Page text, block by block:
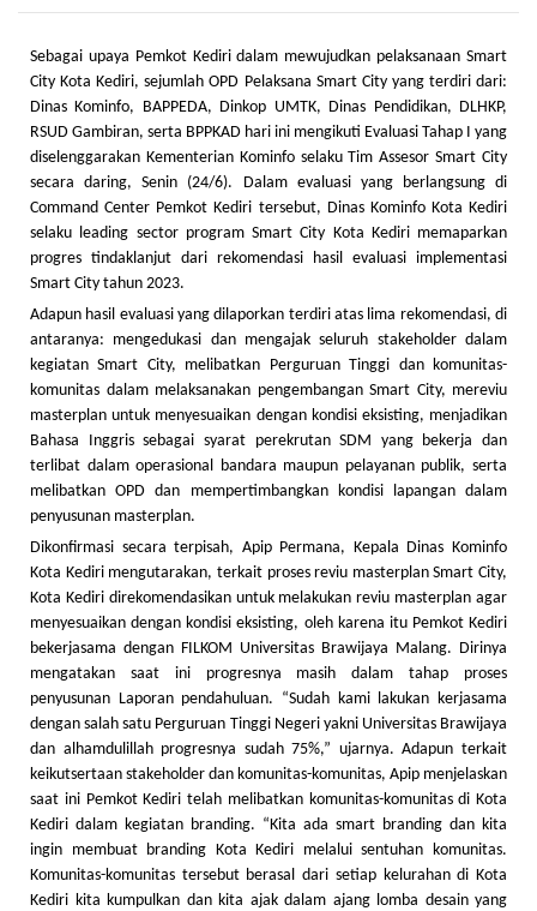
Sebagai upaya Pemkot Kediri dalam mewujudkan pelaksanaan Smart
City Kota Kediri, sejumlah OPD Pelaksana Smart City yang terdiri dari:
Dinas Kominfo, BAPPEDA, Dinkop UMTK, Dinas Pendidikan, DLHKP,
RSUD Gambiran, serta BPPKAD hari ini mengikuti Evaluasi Tahap I yang
diselenggarakan Kementerian Kominfo selaku Tim Assesor Smart City
secara daring, Senin (24/6). Dalam evaluasi yang berlangsung di
Command Center Pemkot Kediri tersebut, Dinas Kominfo Kota Kediri
selaku leading sector program Smart City Kota Kediri memaparkan
progres tindaklanjut dari rekomendasi hasil evaluasi implementasi
Smart City tahun 2023.
Adapun hasil evaluasi yang dilaporkan terdiri atas lima rekomendasi, di
antaranya: mengedukasi dan mengajak seluruh stakeholder dalam
kegiatan Smart City, melibatkan Perguruan Tinggi dan komunitas-
komunitas dalam melaksanakan pengembangan Smart City, mereviu
masterplan untuk menyesuaikan dengan kondisi eksisting, menjadikan
Bahasa Inggris sebagai syarat perekrutan SDM yang bekerja dan
terlibat dalam operasional bandara maupun pelayanan publik, serta
melibatkan OPD dan mempertimbangkan kondisi lapangan dalam
penyusunan masterplan.
Dikonfirmasi secara terpisah, Apip Permana, Kepala Dinas Kominfo
Kota Kediri mengutarakan, terkait proses reviu masterplan Smart City,
Kota Kediri direkomendasikan untuk melakukan reviu masterplan agar
menyesuaikan dengan kondisi eksisting, oleh karena itu Pemkot Kediri
bekerjasama dengan FILKOM Universitas Brawijaya Malang. Dirinya
mengatakan saat ini progresnya masih dalam tahap proses
penyusunan Laporan pendahuluan. “Sudah kami lakukan kerjasama
dengan salah satu Perguruan Tinggi Negeri yakni Universitas Brawijaya
dan alhamdulillah progresnya sudah 75%,” ujarnya. Adapun terkait
keikutsertaan stakeholder dan komunitas-komunitas, Apip menjelaskan
saat ini Pemkot Kediri telah melibatkan komunitas-komunitas di Kota
Kediri dalam kegiatan branding. “Kita ada smart branding dan kita
ingin membuat branding Kota Kediri melalui sentuhan komunitas.
Komunitas-komunitas tersebut berasal dari setiap kelurahan di Kota
Kediri kita kumpulkan dan kita ajak dalam ajang lomba desain yang